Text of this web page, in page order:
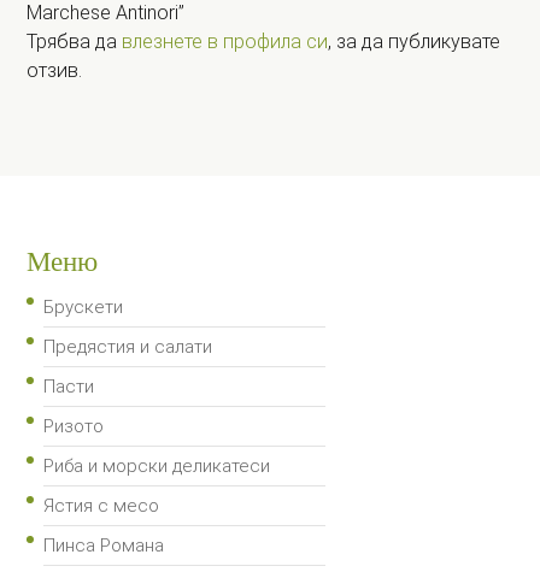
Marchese Antinori”
Трябва да влезнете в профила си, за да публикувате
отзив.
Меню
Брускети
Предястия и салати
Пасти
Ризото
Риба и морски деликатеси
Ястия с месо
Пинса Романа